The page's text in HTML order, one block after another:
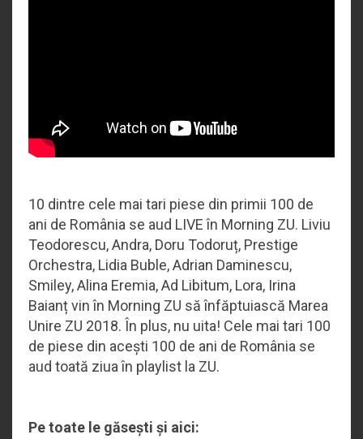
10 dintre cele mai tari piese din primii 100 de
ani de România se aud LIVE în Morning ZU. Liviu
Teodorescu, Andra, Doru Todoruț, Prestige
Orchestra, Lidia Buble, Adrian Daminescu,
Smiley, Alina Eremia, Ad Libitum, Lora, Irina
Baianț vin în Morning ZU să înfăptuiască Marea
Unire ZU 2018. În plus, nu uita! Cele mai tari 100
de piese din acești 100 de ani de România se
aud toată ziua în playlist la ZU.
Pe toate le găsești și aici: